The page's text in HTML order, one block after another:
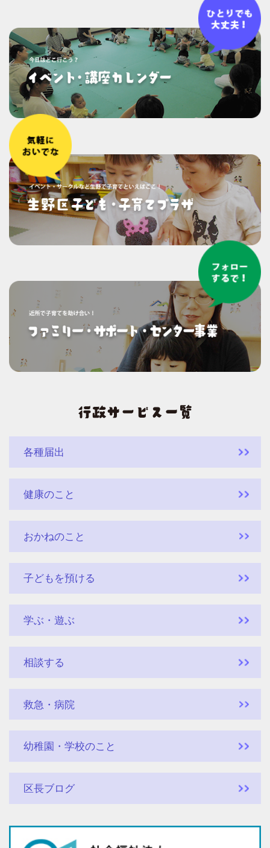
各種届出
健康のこと
おかねのこと
子どもを預ける
学ぶ・遊ぶ
相談する
救急・病院
幼稚園・学校のこと
区長ブログ